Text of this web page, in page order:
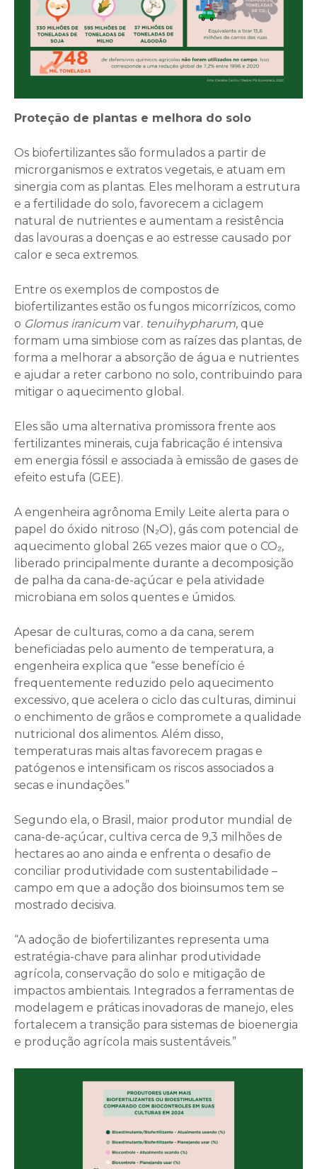
Proteção de plantas e melhora do solo
Os biofertilizantes são formulados a partir de
microrganismos e extratos vegetais, e atuam em
sinergia com as plantas. Eles melhoram a estrutura
e a fertilidade do solo, favorecem a ciclagem
natural de nutrientes e aumentam a resistência
das lavouras a doenças e ao estresse causado por
calor e seca extremos.
Entre os exemplos de compostos de
biofertilizantes estão os fungos micorrízicos, como
o Glomus iranicum var. tenuihypharum, que
formam uma simbiose com as raízes das plantas, de
forma a melhorar a absorção de água e nutrientes
e ajudar a reter carbono no solo, contribuindo para
mitigar o aquecimento global.
Eles são uma alternativa promissora frente aos
fertilizantes minerais, cuja fabricação é intensiva
em energia fóssil e associada à emissão de gases de
efeito estufa (GEE).
A engenheira agrônoma Emily Leite alerta para o
papel do óxido nitroso (N₂O), gás com potencial de
aquecimento global 265 vezes maior que o CO₂,
liberado principalmente durante a decomposição
de palha da cana-de-açúcar e pela atividade
microbiana em solos quentes e úmidos.
Apesar de culturas, como a da cana, serem
beneficiadas pelo aumento de temperatura, a
engenheira explica que “esse benefício é
frequentemente reduzido pelo aquecimento
excessivo, que acelera o ciclo das culturas, diminui
o enchimento de grãos e compromete a qualidade
nutricional dos alimentos. Além disso,
temperaturas mais altas favorecem pragas e
patógenos e intensificam os riscos associados a
secas e inundações.”
Segundo ela, o Brasil, maior produtor mundial de
cana-de-açúcar, cultiva cerca de 9,3 milhões de
hectares ao ano ainda e enfrenta o desafio de
conciliar produtividade com sustentabilidade –
campo em que a adoção dos bioinsumos tem se
mostrado decisiva.
“A adoção de biofertilizantes representa uma
estratégia-chave para alinhar produtividade
agrícola, conservação do solo e mitigação de
impactos ambientais. Integrados a ferramentas de
modelagem e práticas inovadoras de manejo, eles
fortalecem a transição para sistemas de bioenergia
e produção agrícola mais sustentáveis.”